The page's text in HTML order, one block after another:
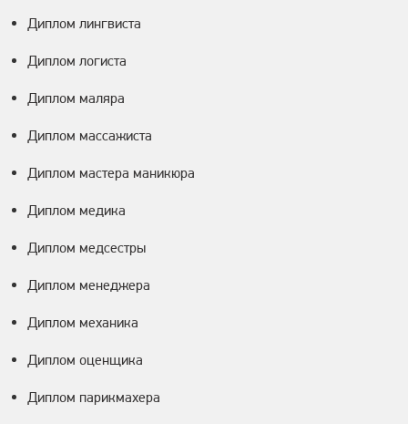
Диплом лингвиста
Диплом логиста
Диплом маляра
Диплом массажиста
Диплом мастера маникюра
Диплом медика
Диплом медсестры
Диплом менеджера
Диплом механика
Диплом оценщика
Диплом парикмахера